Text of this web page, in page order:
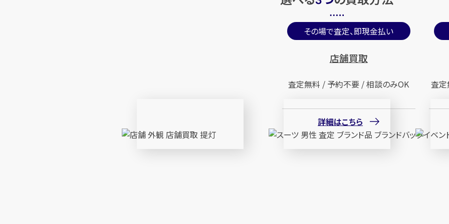
その場で査定、即現金払い
店舗買取
査定無料 / 予約不要 / 相談のみOK
詳細はこちら
査